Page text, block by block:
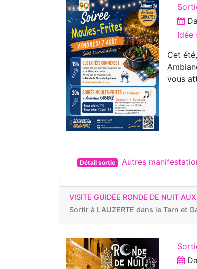
Idée
Cet
vous
Détail sortie Autres
VISITE GUIDÉE RONDE DE NUIT
Sortir à LAUZERTE dans le Tarn et